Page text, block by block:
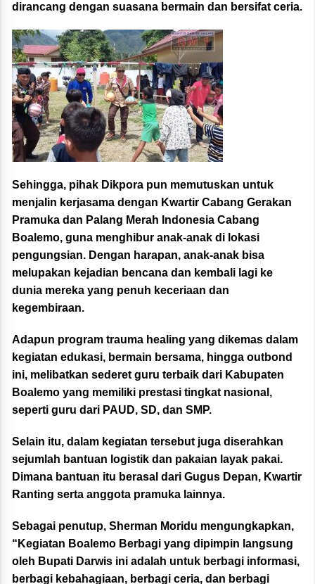
dirancang dengan suasana bermain dan bersifat ceria.
Sehingga, pihak Dikpora pun memutuskan untuk
menjalin kerjasama dengan Kwartir Cabang Gerakan
Pramuka dan Palang Merah Indonesia Cabang
Boalemo, guna menghibur anak-anak di lokasi
pengungsian. Dengan harapan, anak-anak bisa
melupakan kejadian bencana dan kembali lagi ke
dunia mereka yang penuh keceriaan dan
kegembiraan.
Adapun program trauma healing yang dikemas dalam
kegiatan edukasi, bermain bersama, hingga outbond
ini, melibatkan sederet guru terbaik dari Kabupaten
Boalemo yang memiliki prestasi tingkat nasional,
seperti guru dari PAUD, SD, dan SMP.
Selain itu, dalam kegiatan tersebut juga diserahkan
sejumlah bantuan logistik dan pakaian layak pakai.
Dimana bantuan itu berasal dari Gugus Depan, Kwartir
Ranting serta anggota pramuka lainnya.
Sebagai penutup, Sherman Moridu mengungkapkan,
“Kegiatan Boalemo Berbagi yang dipimpin langsung
oleh Bupati Darwis ini adalah untuk berbagi informasi,
berbagi kebahagiaan, berbagi ceria, dan berbagi